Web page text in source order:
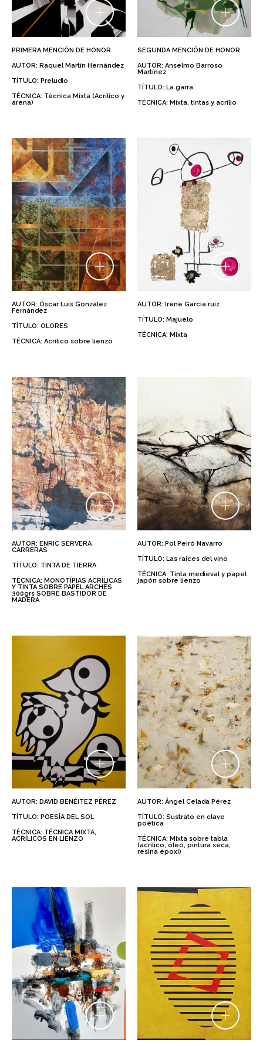
PRIMERA MENCIÓN DE HONOR
AUTOR: Raquel Martín Hernández
TÍTULO: Preludio
TÉCNICA: Técnica Mixta (Acrílico y
arena)
SEGUNDA MENCIÓN DE HONOR
AUTOR: Anselmo Barroso
Martínez
TÍTULO: La garra
TÉCNICA: Mixta, tintas y acrílio
AUTOR: Óscar Luís González
Fernández
TÍTULO: OLORES
TÉCNICA: Acrílico sobre lienzo
AUTOR: Irene Garcia ruiz
TÍTULO: Majuelo
TÉCNICA: Mixta
AUTOR: ENRIC SERVERA
CARRERAS
TÍTULO: TINTA DE TIERRA
TÉCNICA: MONOTÍPIAS ACRÍLICAS
Y TINTA SOBRE PAPEL ARCHES
300grs SOBRE BASTIDOR DE
MADERA
AUTOR: Pol Peiró Navarro
TÍTULO: Las raíces del vino
TÉCNICA: Tinta medieval y papel
japón sobre lienzo
AUTOR: DAVID BENÉITEZ PÉREZ
TÍTULO: POESÍA DEL SOL
TÉCNICA: TÉCNICA MIXTA,
ACRÍLICOS EN LIENZO
AUTOR: Ángel Celada Pérez
TÍTULO: Sustrato en clave
poética
TÉCNICA: Mixta sobre tabla
(acrílico, óleo, pintura seca,
resina epoxi)